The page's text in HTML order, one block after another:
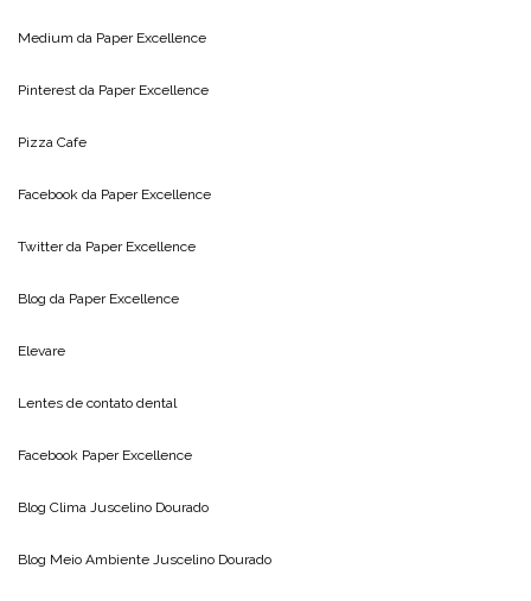
Medium da Paper Excellence
Pinterest da Paper Excellence
Pizza Cafe
Facebook da Paper Excellence
Twitter da Paper Excellence
Blog da Paper Excellence
Elevare
Lentes de contato dental
Facebook Paper Excellence
Blog Clima Juscelino Dourado
Blog Meio Ambiente Juscelino Dourado